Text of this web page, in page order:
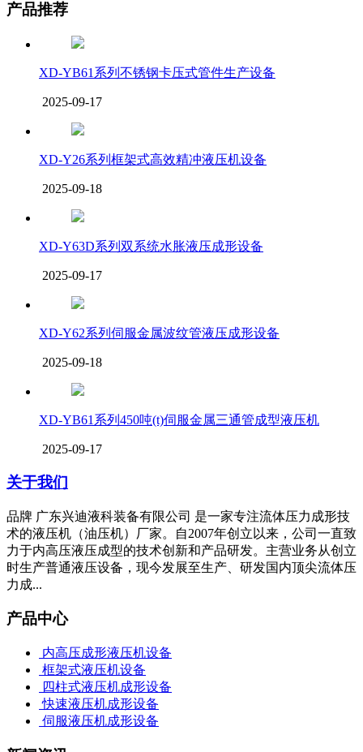
产品推荐
XD-YB61系列不锈钢卡压式管件生产设备
2025-09-17
XD-Y26系列框架式高效精冲液压机设备
2025-09-18
XD-Y63D系列双系统水胀液压成形设备
2025-09-17
XD-Y62系列伺服金属波纹管液压成形设备
2025-09-18
XD-YB61系列450吨(t)伺服金属三通管成型液压机
2025-09-17
关于我们
品牌 广东兴迪液科装备有限公司 是一家专注流体压力成形技
术的液压机（油压机）厂家。自2007年创立以来，公司一直致
力于内高压液压成型的技术创新和产品研发。主营业务从创立
时生产普通液压设备，现今发展至生产、研发国内顶尖流体压
力成...
产品中心
内高压成形液压机设备
框架式液压机设备
四柱式液压机成形设备
快速液压机成形设备
伺服液压机成形设备